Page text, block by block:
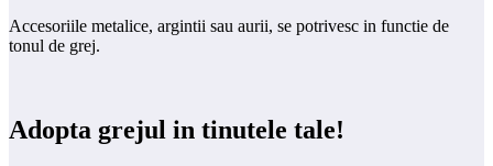
Accesoriile metalice, argintii sau aurii, se potrivesc in functie de
tonul de grej.
Adopta grejul in tinutele tale!